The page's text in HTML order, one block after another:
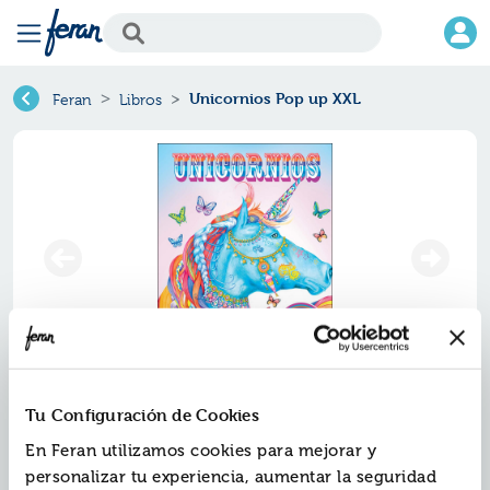
Tu Configuración de Cookies
En Feran utilizamos cookies para mejorar y
personalizar tu experiencia, aumentar la seguridad
Feran Libros Unicornios Pop up XXL
Unicornios pop up xxl
Ref.ZPA-8568784
ISBN:9788428568784